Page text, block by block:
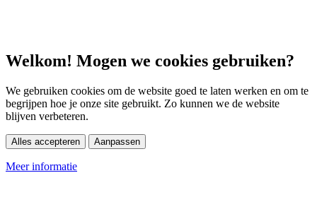
Welkom! Mogen we cookies gebruiken?
We gebruiken cookies om de website goed te laten werken en om te
begrijpen hoe je onze site gebruikt. Zo kunnen we de website
blijven verbeteren.
Alles accepteren Aanpassen
Meer informatie